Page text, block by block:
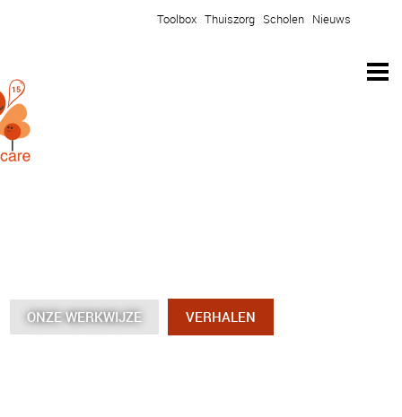
Toolbox Thuiszorg Scholen Nieuws
ONZE WERKWIJZE VERHALEN
ONZE WERKWIJZE VERHALEN
ONZE WERKWIJZE VERHALEN
ONZE WERKWIJZE VERHALEN